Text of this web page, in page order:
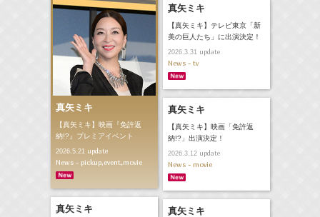
真矢ミキ
【真矢ミキ】映画『免許返
納!?』プレミアイベント
2026.5.21 update
News - pickup,event,movie
真矢ミキ
【真矢ミキ】テレビ東京「新
美の巨人たち」に出演決定！
2026.3.31update
News - tv
真矢ミキ
【真矢ミキ】映画「免許返
納!?」出演決定！
2026.3.12update
News - movie
真矢ミキ 真矢ミキ